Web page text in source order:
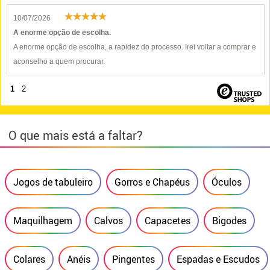
10/07/2026
A enorme opção de escolha.
A enorme opção de escolha, a rapidez do processo. Irei voltar a comprar e
aconselho a quem procurar.
1 2
O que mais está a faltar?
Jogos de tabuleiro Gorros e Chapéus Óculos
Maquilhagem Calvos Capacetes Bigodes
Colares Anéis Pingentes Espadas e Escudos